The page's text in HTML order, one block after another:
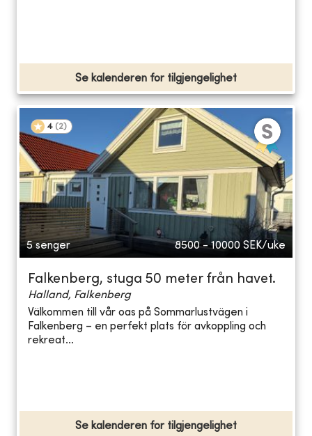
Se kalenderen for tilgjengelighet
4 (2)
5 senger 8500 - 10000 SEK/uke
Falkenberg, stuga 50 meter från havet.
Halland, Falkenberg
Välkommen till vår oas på Sommarlustvägen i
Falkenberg – en perfekt plats för avkoppling och
rekreat...
Se kalenderen for tilgjengelighet